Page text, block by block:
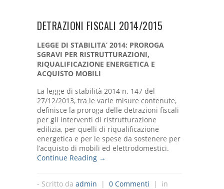
DETRAZIONI FISCALI 2014/2015
LEGGE DI STABILITA’ 2014: PROROGA
SGRAVI PER RISTRUTTURAZIONI,
RIQUALIFICAZIONE ENERGETICA E
ACQUISTO MOBILI
La legge di stabilità 2014 n. 147 del
27/12/2013, tra le varie misure contenute,
definisce la proroga delle detrazioni fiscali
per gli interventi di ristrutturazione
edilizia, per quelli di riqualificazione
energetica e per le spese da sostenere per
l’acquisto di mobili ed elettrodomestici.
Continue Reading →
- Scritto da admin | 0 Commenti | in